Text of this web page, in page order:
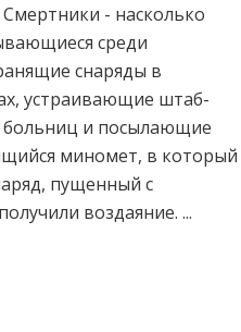
Смертники - насколько
среди
снаряды в
устраивающие штаб-
и посылающие
миномет, в который
пущенный с
воздаяние. ...